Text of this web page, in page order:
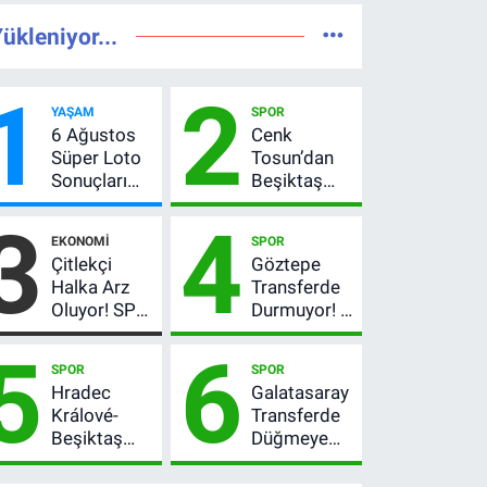
YAŞAM
6 Ağustos
Süper Loto
Sonuçları
Açıklandı!
TL’lik Çekiliş
2 SPOR
Cenk
Tosun’dan
Beşiktaş
açıklaması:
asıl mesajı
satır
arasında
verdi
EKONOMI
Çitlekçi
Halka Arz
Oluyor! SPK
Onayladı:
Sayısı ve
Talep
Toplama
Tarihi
4 SPOR
Göztepe
Transferde
Durmuyor! 6
İmza
Hedefler
Belli Oldu
SPOR
Hradec
Králové-
Beşiktaş
maçı hangi
6 SPOR
Galatasaray
Transferde
Düğmeye
Bastı! Leao,